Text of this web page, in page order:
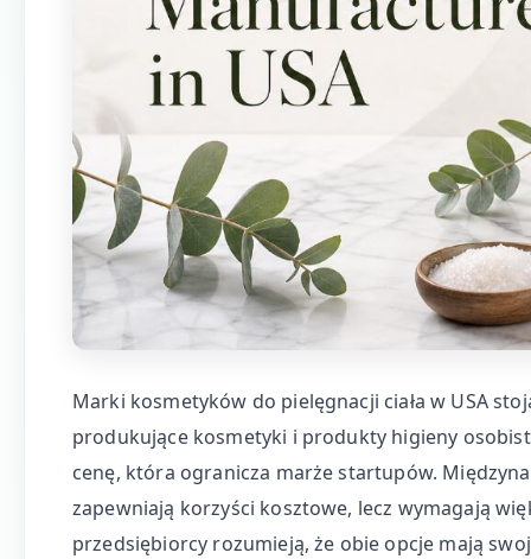
Marki kosmetyków do pielęgnacji ciała w USA
produkujące kosmetyki i produkty higieny
cenę, która ogranicza marże startupów.
zapewniają korzyści kosztowe, lecz wymagają
przedsiębiorcy rozumieją, że obie opcje mają